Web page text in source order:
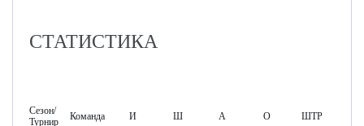
СТАТИСТИКА
Сезон/
Турнир
Команда И Ш А О ШТР